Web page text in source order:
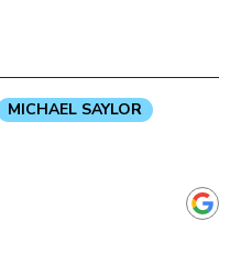
MICHAEL SAYLOR